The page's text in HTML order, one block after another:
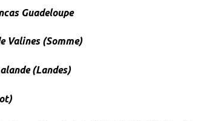
Guadeloupe
Valines (Somme)
(Landes)